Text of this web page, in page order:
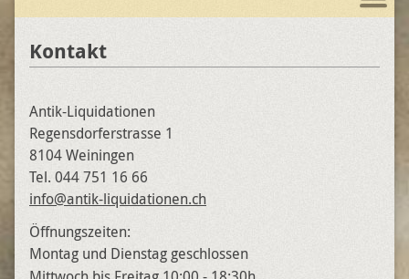
Kontakt
Antik-Liquidationen
Regensdorferstrasse 1
8104 Weiningen
Tel. 044 751 16 66
info@antik-liquidationen.ch
Öffnungszeiten:
Montag und Dienstag geschlossen